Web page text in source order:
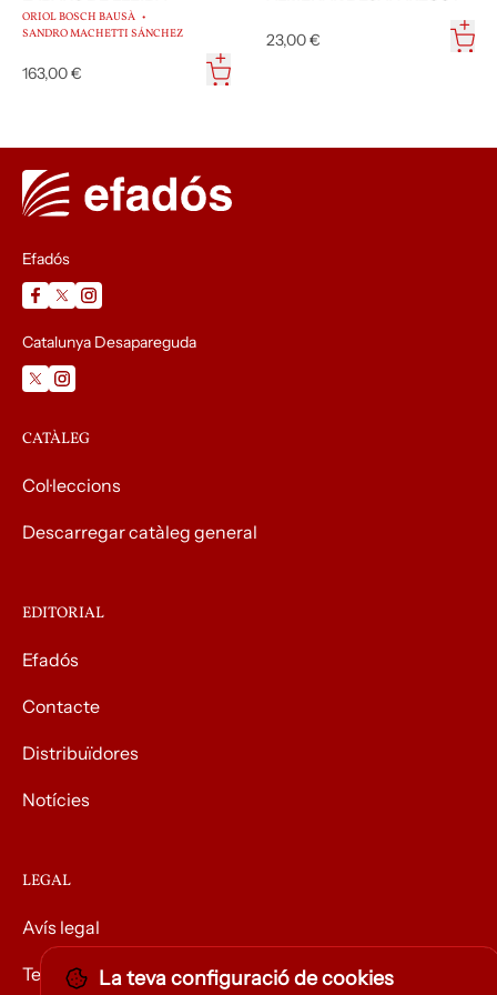
ORIOL BOSCH BAUSÀ
SANDRO MACHETTI SÁNCHEZ
163,00 €
23,00 €
Efadós
Catalunya Desapareguda
CATÀLEG
Col·leccions
Descarregar catàleg general
EDITORIAL
Efadós
Contacte
Distribuïdores
Notícies
LEGAL
Avís legal
Termes i condicions
La teva configuració de cookies